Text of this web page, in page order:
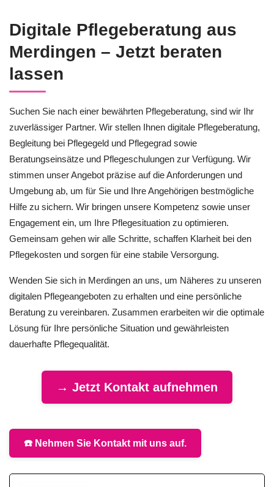
Digitale Pflegeberatung aus
Merdingen – Jetzt beraten
lassen
Suchen Sie nach einer bewährten Pflegeberatung, sind wir Ihr
zuverlässiger Partner. Wir stellen Ihnen digitale Pflegeberatung,
Begleitung bei Pflegegeld und Pflegegrad sowie
Beratungseinsätze und Pflegeschulungen zur Verfügung. Wir
stimmen unser Angebot präzise auf die Anforderungen und
Umgebung ab, um für Sie und Ihre Angehörigen bestmögliche
Hilfe zu sichern. Wir bringen unsere Kompetenz sowie unser
Engagement ein, um Ihre Pflegesituation zu optimieren.
Gemeinsam gehen wir alle Schritte, schaffen Klarheit bei den
Pflegekosten und sorgen für eine stabile Versorgung.
Wenden Sie sich in Merdingen an uns, um Näheres zu unseren
digitalen Pflegeangeboten zu erhalten und eine persönliche
Beratung zu vereinbaren. Zusammen erarbeiten wir die optimale
Lösung für Ihre persönliche Situation und gewährleisten
dauerhafte Pflegequalität.
→ Jetzt Kontakt aufnehmen
☎️ Nehmen Sie Kontakt mit uns auf.